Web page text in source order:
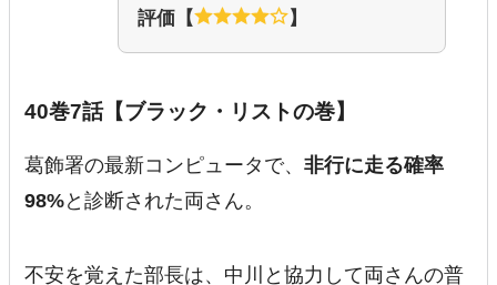
評価【
】
40巻7話【ブラック・リストの巻】
葛飾署の最新コンピュータで、非行に走る確率
98%と診断された両さん。
不安を覚えた部長は、中川と協力して両さんの普